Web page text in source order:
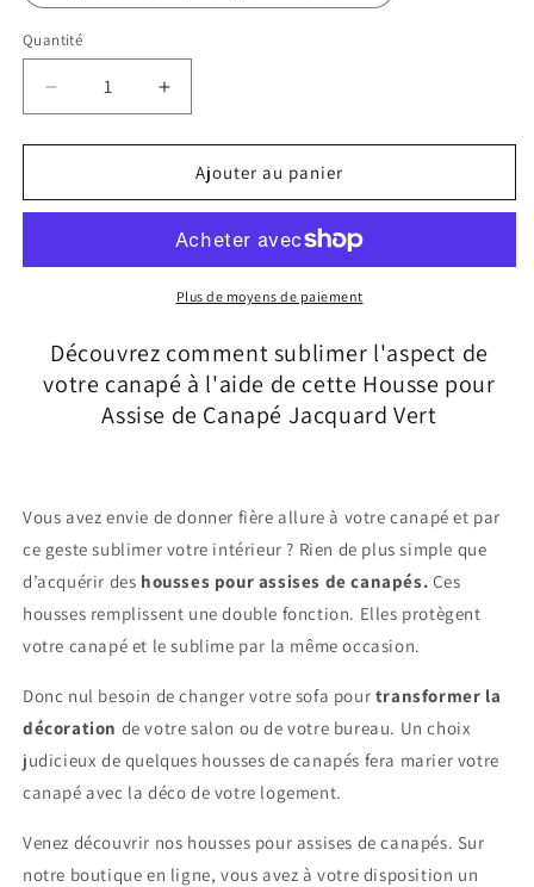
Quantité
Réduire
la
quantité
Housse
Canapé
Augmenter
la
quantité
Housse
de
Canapé
Jacquard
Ajouter au panier
Plus de moyens de paiement
Découvrez comment sublimer l'aspect de
votre canapé à l'aide de cette Housse pour
Assise de Canapé Jacquard Vert
Vous avez envie de donner fière allure à votre canapé et par
ce geste sublimer votre intérieur ? Rien de plus simple que
d’acquérir des housses pour assises de canapés. Ces
housses remplissent une double fonction. Elles protègent
votre canapé et le sublime par la même occasion.
Donc nul besoin de changer votre sofa pour transformer la
décoration de votre salon ou de votre bureau. Un choix
judicieux de quelques housses de canapés fera marier votre
canapé avec la déco de votre logement.
Venez découvrir nos housses pour assises de canapés. Sur
notre boutique en ligne, vous avez à votre disposition un